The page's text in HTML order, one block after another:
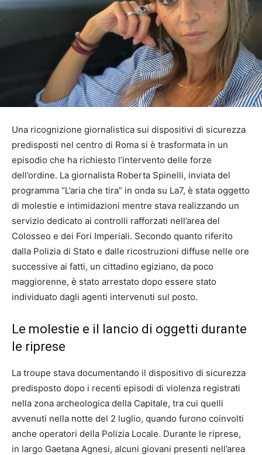
Una ricognizione giornalistica sui dispositivi di sicurezza
predisposti nel centro di Roma si è trasformata in un
episodio che ha richiesto l’intervento delle forze
dell’ordine. La giornalista Roberta Spinelli, inviata del
programma “L’aria che tira” in onda su La7, è stata oggetto
di molestie e intimidazioni mentre stava realizzando un
servizio dedicato ai controlli rafforzati nell’area del
Colosseo e dei Fori Imperiali. Secondo quanto riferito
dalla Polizia di Stato e dalle ricostruzioni diffuse nelle ore
successive ai fatti, un cittadino egiziano, da poco
maggiorenne, è stato arrestato dopo essere stato
individuato dagli agenti intervenuti sul posto.
Le molestie e il lancio di oggetti durante
le riprese
La troupe stava documentando il dispositivo di sicurezza
predisposto dopo i recenti episodi di violenza registrati
nella zona archeologica della Capitale, tra cui quelli
avvenuti nella notte del 2 luglio, quando furono coinvolti
anche operatori della Polizia Locale. Durante le riprese,
in largo Gaetana Agnesi, alcuni giovani presenti nell’area